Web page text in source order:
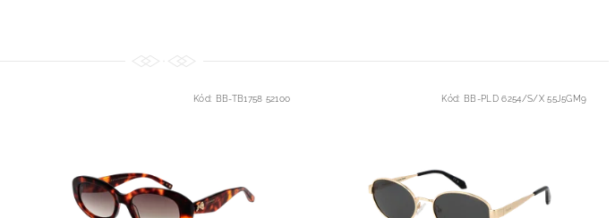
Kód: BB-TB1758 52100 Kód: BB-PLD 6254/S/X 55J5GM9